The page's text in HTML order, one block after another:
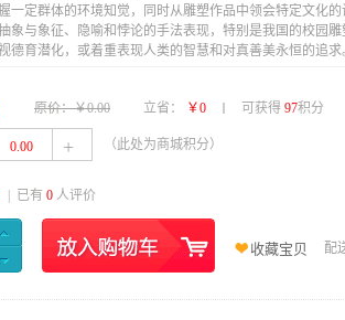
一定群体的环境知觉，同时从雕塑作品中领会特定文化
象与象征、隐喻和悖论的手法表现，特别是我国的校园
德育潜化，或着重表现人类的智慧和对真善美永恒的追求
原价：￥0.00 立省： ￥0 可获得 97积分
0.00 + （此处为商城积分）
| 已有 0 人评价
收藏宝贝 配